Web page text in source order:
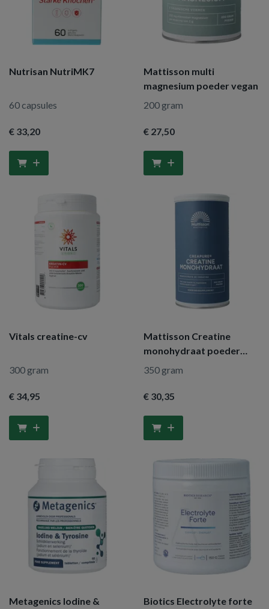
Nutrisan NutriMK7
60 capsules
€ 33,20
Mattisson multi
magnesium poeder vegan
200 gram
€ 27,50
Vitals creatine-cv
300 gram
€ 34,95
Mattisson Creatine
monohydraat poeder
creapure
350 gram
€ 30,35
Metagenics Iodine &
Biotics Electrolyte forte